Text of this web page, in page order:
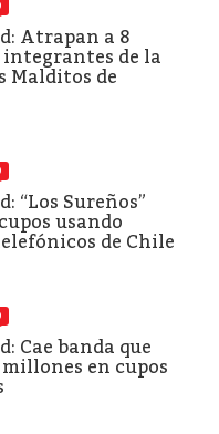
Atrapan a 8
de la
Malditos de
“Los Sureños”
usando
de Chile
Cae banda que
en cupos